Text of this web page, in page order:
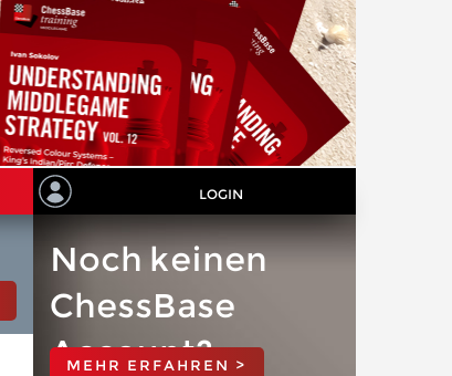
LOGIN
Noch keinen
ChessBase
Account?
MEHR ERFAHREN >